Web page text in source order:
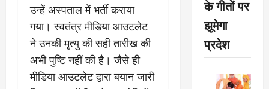
उन्हें अस्पताल में भर्ती कराया
गया। स्वतंत्र मीडिया आउटलेट
ने उनकी मृत्यु की सही तारीख की
अभी पुष्टि नहीं की है। जैसे ही
मीडिया आउटलेट द्वारा बयान जारी
के गीतों पर
झूमेगा
प्रदेश